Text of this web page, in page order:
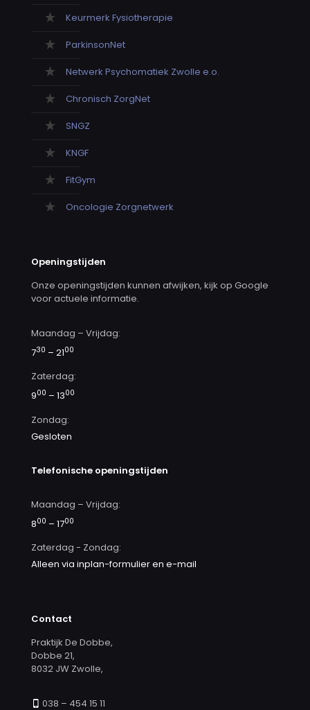
Keurmerk Fysiotherapie
ParkinsonNet
Netwerk Psychomatiek Zwolle e.o.
Chronisch ZorgNet
SNGZ
KNGF
FitGym
Oncologie Zorgnetwerk
Openingstijden
Onze openingstijden kunnen afwijken, kijk op Google
voor actuele informatie.
Maandag – Vrijdag:
730 – 2100
Zaterdag:
900 – 1300
Zondag:
Gesloten
Telefonische openingstijden
Maandag – Vrijdag:
800 – 1700
Zaterdag - Zondag:
Alleen via inplan-formulier en e-mail
Contact
Praktijk De Dobbe,
Dobbe 21,
8032 JW Zwolle,
038 – 454 15 11